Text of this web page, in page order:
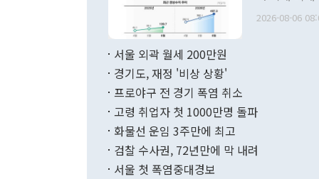
관의 무리한
다. [정동영 통일부 장관이 지난달 23일 오후 서울 종로구 정부서울청사에
무너졌다고
함께 4자 대
료=한국은행] 한국은행이 6일 발표한 '2026년 6월 국제수지(잠정)'
며 월간 기
196.9% 급
수출은
2026-08-06
서울 외곽 월세 200만원
경기도, 재정 '비상 상황'
프로야구 전 경기 폭염 취소
고령 취업자 첫 1000만명 돌파
화물선 운임 3주만에 최고
검찰 수사권, 72년만에 막 내려
서울 첫 폭염중대경보